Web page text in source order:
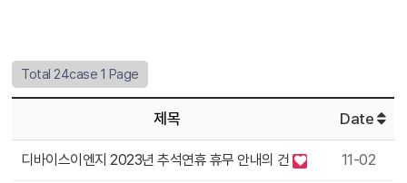
Total 24case 1 Page
제목 Date
디바이스이엔지 2023년 추석연휴 휴무 안내의 건 11-02